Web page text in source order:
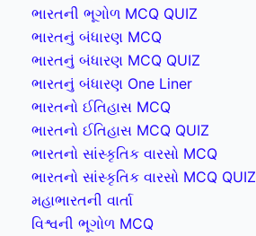
ભારતની ભૂગોળ MCQ QUIZ
ભારતનું બંધારણ MCQ
ભારતનું બંધારણ MCQ QUIZ
ભારતનું બંધારણ One Liner
ભારતનો ઈતિહાસ MCQ
ભારતનો ઈતિહાસ MCQ QUIZ
ભારતનો સાંસ્કૃતિક વારસો MCQ
ભારતનો સાંસ્કૃતિક વારસો MCQ QUIZ
મહાભારતની વાર્તા
વિશ્વની ભૂગોળ MCQ